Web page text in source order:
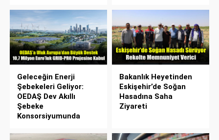
Geleceğin Enerji
Şebekeleri Geliyor:
OEDAŞ Dev Akıllı
Şebeke
Konsorsiyumunda
Bakanlık Heyetinden
Eskişehir’de Soğan
Hasadına Saha
Ziyareti